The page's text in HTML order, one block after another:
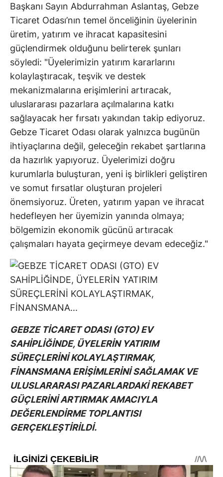
Başkanı Sayın Abdurrahman Aslantaş, Gebze
Ticaret Odası’nın temel önceliğinin üyelerinin
üretim, yatırım ve ihracat kapasitesini
güçlendirmek olduğunu belirterek şunları
söyledi: "Üyelerimizin yatırım kararlarını
kolaylaştıracak, teşvik ve destek
mekanizmalarına erişimlerini artıracak,
uluslararası pazarlara açılmalarına katkı
sağlayacak her fırsatı yakından takip ediyoruz.
Gebze Ticaret Odası olarak yalnızca bugünün
ihtiyaçlarına değil, geleceğin rekabet şartlarına
da hazırlık yapıyoruz. Üyelerimizi doğru
kurumlarla buluşturan, yeni iş birlikleri geliştiren
ve somut fırsatlar oluşturan projeleri
önemsiyoruz. Üreten, yatırım yapan ve ihracat
hedefleyen her üyemizin yanında olmaya;
bölgemizin ekonomik gücünü artıracak
çalışmaları hayata geçirmeye devam edeceğiz."
GEBZE TİCARET ODASI (GTO) EV
SAHİPLİĞİNDE, ÜYELERİN YATIRIM
SÜREÇLERİNİ KOLAYLAŞTIRMAK,
FİNANSMANA ERİŞİMLERİNİ SAĞLAMAK VE
ULUSLARARASI PAZARLARDAKİ REKABET
GÜÇLERİNİ ARTIRMAK AMACIYLA
DEĞERLENDİRME TOPLANTISI
GERÇEKLEŞTİRİLDİ.